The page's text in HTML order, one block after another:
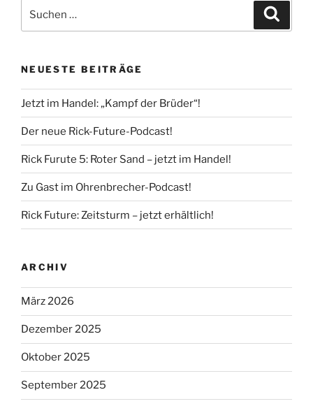
nach:
NEUESTE BEITRÄGE
Jetzt im Handel: „Kampf der Brüder“!
Der neue Rick-Future-Podcast!
Rick Furute 5: Roter Sand – jetzt im Handel!
Zu Gast im Ohrenbrecher-Podcast!
Rick Future: Zeitsturm – jetzt erhältlich!
ARCHIV
März 2026
Dezember 2025
Oktober 2025
September 2025